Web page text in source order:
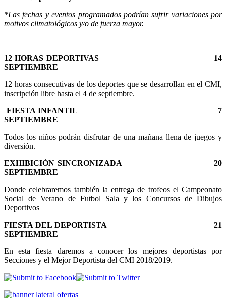
*Las fechas y eventos programados podrían sufrir variaciones por
motivos climatológicos y/o de fuerza mayor.
12 HORAS DEPORTIVAS 14
SEPTIEMBRE
12 horas consecutivas de los deportes que se desarrollan en el CMI,
inscripción libre hasta el 4 de septiembre.
FIESTA INFANTIL 7
SEPTIEMBRE
Todos los niños podrán disfrutar de una mañana llena de juegos y
diversión.
EXHIBICIÓN SINCRONIZADA 20
SEPTIEMBRE
Donde celebraremos también la entrega de trofeos el Campeonato
Social de Verano de Futbol Sala y los Concursos de Dibujos
Deportivos
FIESTA DEL DEPORTISTA 21
SEPTIEMBRE
En esta fiesta daremos a conocer los mejores deportistas por
Secciones y el Mejor Deportista del CMI 2018/2019.